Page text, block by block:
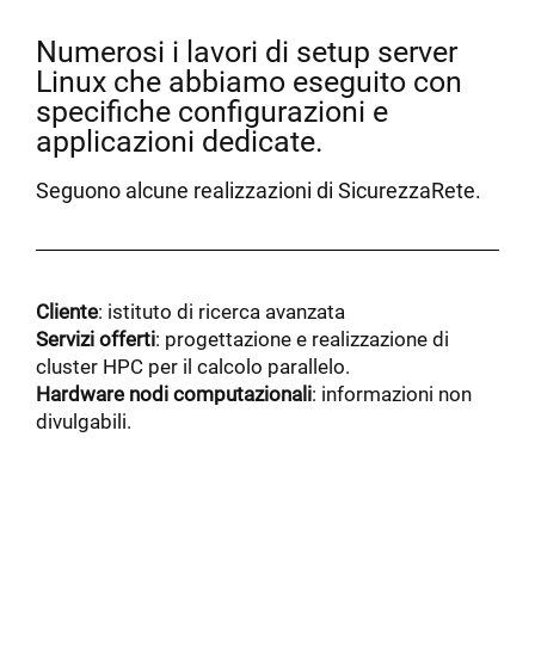
Numerosi i lavori di setup server
Linux che abbiamo eseguito con
specifiche configurazioni e
applicazioni dedicate.
Seguono alcune realizzazioni di SicurezzaRete.
Cliente: istituto di ricerca avanzata
Servizi offerti: progettazione e realizzazione di
cluster HPC per il calcolo parallelo.
Hardware nodi computazionali: informazioni non
divulgabili.